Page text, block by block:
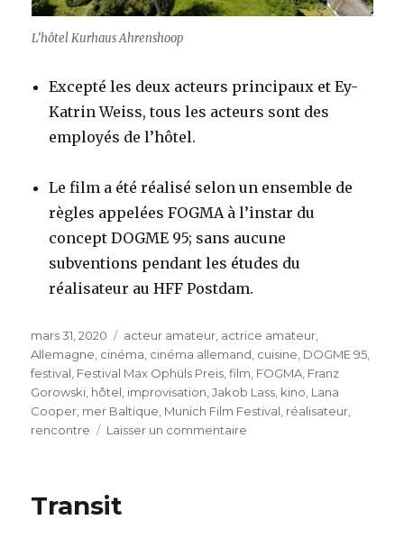
L’hôtel Kurhaus Ahrenshoop
Excepté les deux acteurs principaux et Ey-
Katrin Weiss, tous les acteurs sont des
employés de l’hôtel.
Le film a été réalisé selon un ensemble de
règles appelées FOGMA à l’instar du
concept DOGME 95; sans aucune
subventions pendant les études du
réalisateur au HFF Postdam.
Publié
le
mars 31, 2020 Étiquettes
acteur amateur actrice amateur
Allemagne cinéma cinéma allemand cuisine DOGME 95
festival Festival Max Ophüls Preis ,film FOGMA Franz
Gorowski hôtel improvisation ,Jakob Lass kino Lana
Cooper mer Baltique Munich Film Festival réalisateur
rencontre
Laisser un commentaire
Transit